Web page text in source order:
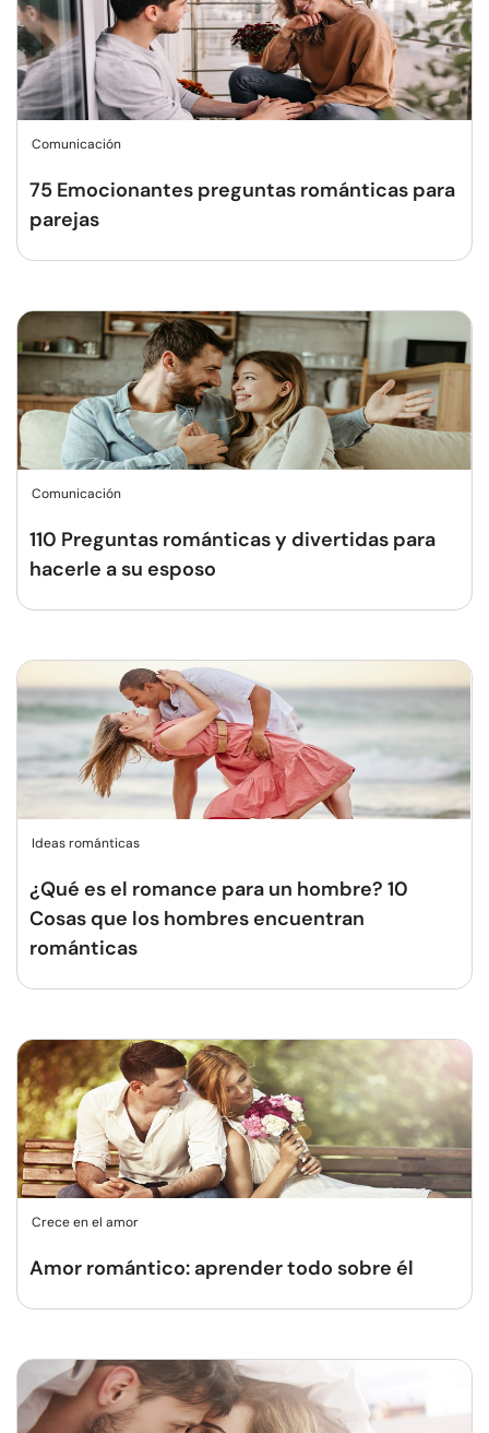
Comunicación
75 Emocionantes preguntas románticas para
parejas
Comunicación
110 Preguntas románticas y divertidas para
hacerle a su esposo
Ideas románticas
¿Qué es el romance para un hombre? 10
Cosas que los hombres encuentran
románticas
Crece en el amor
Amor romántico: aprender todo sobre él